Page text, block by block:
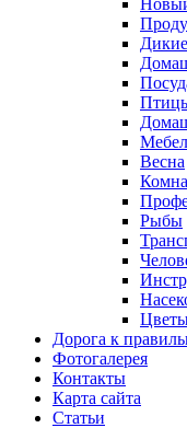
Весна
Рыбы
Дорога к
Фотогалерея
Контакты
Карта сайта
Статьи